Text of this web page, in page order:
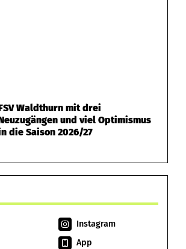
Waldthurn mit drei
und viel Optimismus
die Saison 2026/27
Instagram
App